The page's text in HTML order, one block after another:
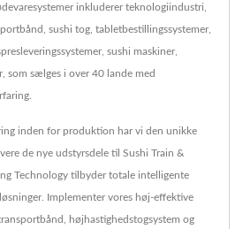
inkluderer teknologiindustri,
sushi tog, tabletbestillingssystemer,
sushi maskiner,
som sælges i over 40 lande med
inden for produktion har vi den unikke
de nye udstyrsdele til Sushi Train &
Technology tilbyder totale intelligente
Implementer vores høj-effektive
højhastighedstogsystem og